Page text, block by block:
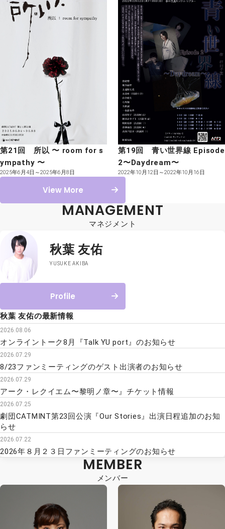
第21回 所以 〜 room for s
ympathy 〜
2025年6月4日～2025年6月8日
第19回 青い世界線 Episode
2〜Daydream〜
2022年10月12日～2022年10月16日
View More
MANAGEMENT
マネジメント
秋葉 友佑
YUSUKE AKIBA
Profile
秋葉 友佑の最新情報
2026.08.06
オンライントーク8月『Talk YU port』のお知らせ
2026.07.29
8/23ファンミーティングのゲスト出演者のお知らせ
2026.07.29
アーク・レクイエム〜黎明ノ章〜』チケット情報
2026.07.25
劇団CATMINT第23回公演『Our Stories』出演日程追加のお知
らせ
2026.07.22
2026年８月２３日ファンミーティングのお知らせ
MEMBER
メンバー